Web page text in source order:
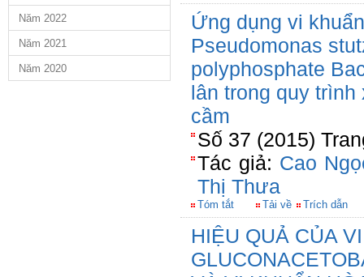
Năm 2022
Năm 2021
Năm 2020
Ứng dụng vi
Pseudomonas
polyphosphate
lân trong quy
cầm
Số 37 (2015)
Tác giả: Cao
Thị Thưa
Tóm tắt Tải về Trích dẫn
HIỆU QUẢ CỦA